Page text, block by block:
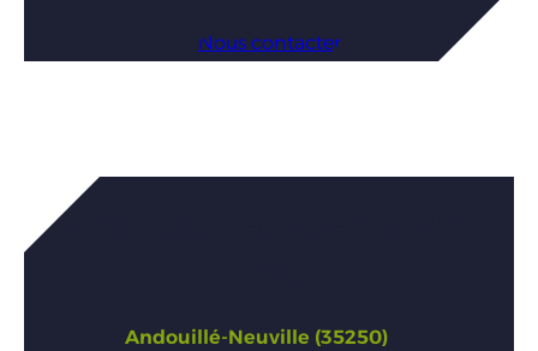
Nous contacter
Annonces de Ille-et-Vilaine
Andouillé-Neuville (35250)